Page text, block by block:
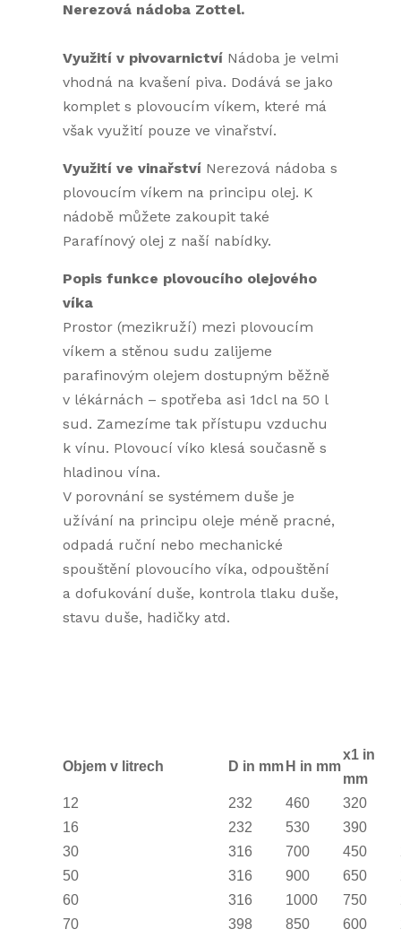
Nerezová nádoba Zottel.
Využití v pivovarnictví Nádoba je velmi
vhodná na kvašení piva. Dodává se jako
komplet s plovoucím víkem, které má
však využití pouze ve vinařství.
Využití ve vinařství Nerezová nádoba s
plovoucím víkem na principu olej. K
nádobě můžete zakoupit také
Parafínový olej z naší nabídky.
Popis funkce plovoucího olejového
víka
Prostor (mezikruží) mezi plovoucím
víkem a stěnou sudu zalijeme
parafinovým olejem dostupným běžně
v lékárnách – spotřeba asi 1dcl na 50 l
sud. Zamezíme tak přístupu vzduchu
k vínu. Plovoucí víko klesá současně s
hladinou vína.
V porovnání se systémem duše je
užívání na principu oleje méně pracné,
odpadá ruční nebo mechanické
spouštění plovoucího víka, odpouštění
a dofukování duše, kontrola tlaku duše,
stavu duše, hadičky atd.
Objem v litrech D in mm H in mm
x1 in
mm
12
232 460 320
16
232 530 390
30
316 700 450
50
316 900 650
60
316 1000 750
70
398 850 600